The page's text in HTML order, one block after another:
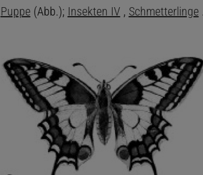
Puppe(Abb.); Insekten IV , Schmetterlinge.